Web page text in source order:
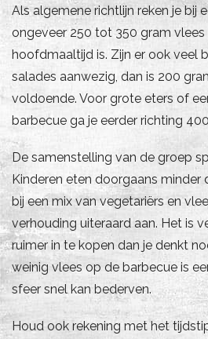
Als algemene richtlijn reken je bij
ongeveer 250 tot 350 gram
hoofdmaaltijd is. Zijn er ook veel
salades aanwezig, dan is 200
voldoende. Voor grote eters of
barbecue ga je eerder richting
De samenstelling van de groep
Kinderen eten doorgaans minder
bij een mix van vegetariërs en
verhouding uiteraard aan. Het is
ruimer in te kopen dan je denkt
weinig vlees op de barbecue is
sfeer snel kan bederven.
Houd ook rekening met het